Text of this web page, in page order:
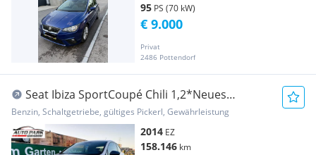
95 PS (70 kW)
Privat
2486 Pottendorf
€ 9.000
Seat Ibiza SportCoupé Chili 1,2*Neues
Pickerl*Finanz...
Benzin, Schaltgetriebe, gültiges Pickerl, Gewährleistung
2014 EZ
158.146 km